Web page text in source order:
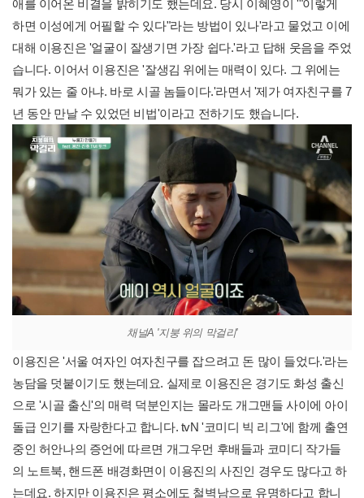
애를 이어온 비결을 밝히기도 했는데요. 당시 이혜영이 '"이렇게
하면 이성에게 어필할 수 있다"라는 방법이 있나'라고 물었고 이에
대해 이용진은 '얼굴이 잘생기면 가장 쉽다.'라고 답해 웃음을 주었
습니다. 이어서 이용진은 '잘생김 위에는 매력이 있다. 그 위에는
뭐가 있는 줄 아냐. 바로 시골 놈들이다.'라면서 '제가 여자친구를 7
년 동안 만날 수 있었던 비법'이라고 전하기도 했습니다.
채널A '지붕 위의 막걸리'
이용진은 '서울 여자인 여자친구를 잡으려고 돈 많이 들었다.'라는
농담을 덧붙이기도 했는데요. 실제로 이용진은 경기도 화성 출신
으로 '시골 출신'의 매력 덕분인지는 몰라도 개그맨들 사이에 아이
돌급 인기를 자랑한다고 합니다. tvN '코미디 빅 리그'에 함께 출연
중인 허안나의 증언에 따르면 개그우먼 후배들과 코미디 작가들
의 노트북, 핸드폰 배경화면이 이용진의 사진인 경우도 많다고 하
는데요. 하지만 이용진은 평소에도 철벽남으로 유명하다고 합니